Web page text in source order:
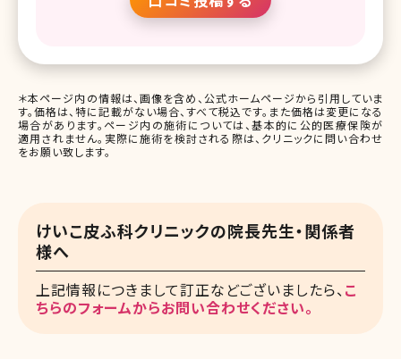
＊本ページ内の情報は、画像を含め、公式ホームページから引用していま
す。価格は、特に記載がない場合、すべて税込です。また価格は変更になる
場合があります。ページ内の施術については、基本的に公的医療保険が
適用されません。実際に施術を検討される際は、クリニックに問い合わせ
をお願い致します。
けいこ皮ふ科クリニックの院長先生・関係者
様へ
上記情報につきまして訂正などございましたら、こ
ちらのフォームからお問い合わせください。